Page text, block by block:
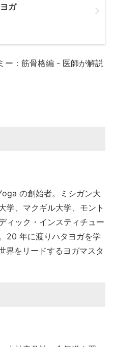
ガ
ー：筋骨格編 - 医師が解説
の創始者。ミシガン大
学、マクギル大学、モント
ィック・インスティチュー
20 年に渡りハタヨガを学
界をリードするヨガマスタ